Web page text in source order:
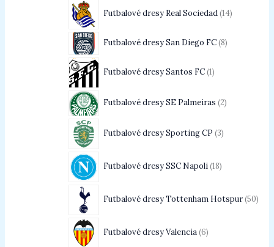
Futbalové dresy Real Sociedad 14
Futbalové dresy San Diego FC 8
Futbalové dresy Santos FC 1
Futbalové dresy SE Palmeiras 2
Futbalové dresy Sporting CP 3
Futbalové dresy SSC Napoli 18
Futbalové dresy Tottenham Hotspur 50
Futbalové dresy Valencia 6